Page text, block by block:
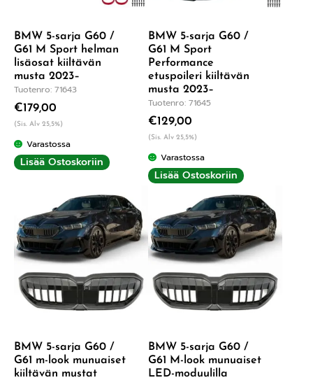
BMW 5-sarja G60 /
G61 M Sport helman
lisäosat kiiltävän
musta 2023–
Tuotenro: 71643
€179,00
(Sis. Alv 25,5%)
Varastossa
Lisää Ostoskoriin
BMW 5-sarja G60 /
G61 M Sport
Performance
etuspoileri kiiltävän
musta 2023–
Tuotenro: 71645
€129,00
(Sis. Alv 25,5%)
Varastossa
Lisää Ostoskoriin
BMW 5-sarja G60 /
G61 m-look munuaiset
kiiltävän mustat
BMW 5-sarja G60 /
G61 M-look munuaiset
LED-moduulilla